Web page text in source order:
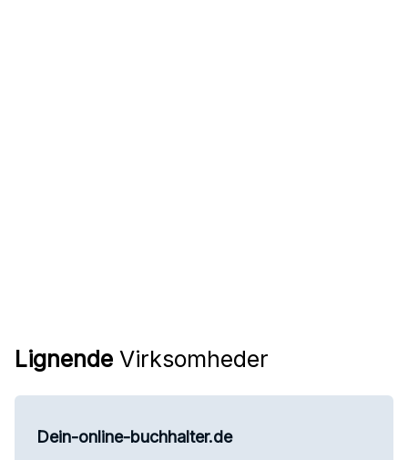
Lignende Virksomheder
Dein-online-buchhalter.de